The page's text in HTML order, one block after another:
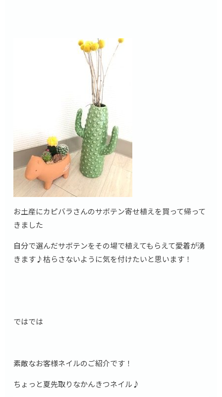
お土産にカピバラさんのサボテン寄せ植えを買って帰って
きました
自分で選んだサボテンをその場で植えてもらえて愛着が湧
きます♪枯らさないように気を付けたいと思います！
ではでは
素敵なお客様ネイルのご紹介です！
ちょっと夏先取りなかんきつネイル♪